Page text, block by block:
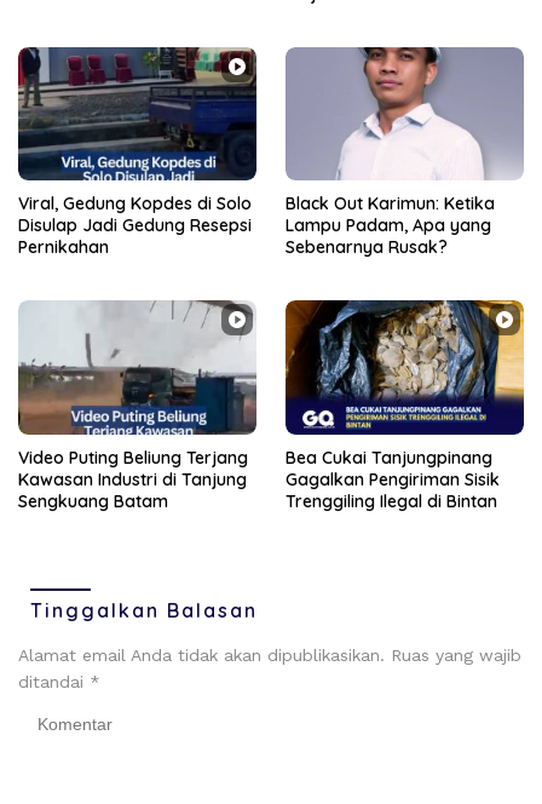
Viral, Gedung Kopdes di Solo
Disulap Jadi Gedung Resepsi
Pernikahan
Black Out Karimun: Ketika
Lampu Padam, Apa yang
Sebenarnya Rusak?
Video Puting Beliung Terjang
Kawasan Industri di Tanjung
Sengkuang Batam
Bea Cukai Tanjungpinang
Gagalkan Pengiriman Sisik
Trenggiling Ilegal di Bintan
Tinggalkan Balasan
Alamat email Anda tidak akan dipublikasikan. Ruas yang wajib
ditandai *